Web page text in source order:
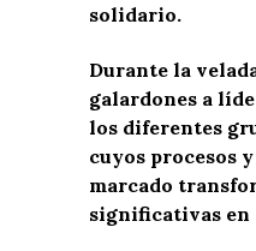
solidario.
Durante la
galardones a
los diferentes
cuyos procesos
marcado
significativas en